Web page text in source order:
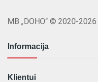
MB „DOHO“ © 2020-
Informacija
Klientui